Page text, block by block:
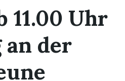
11.00 Uhr
an der